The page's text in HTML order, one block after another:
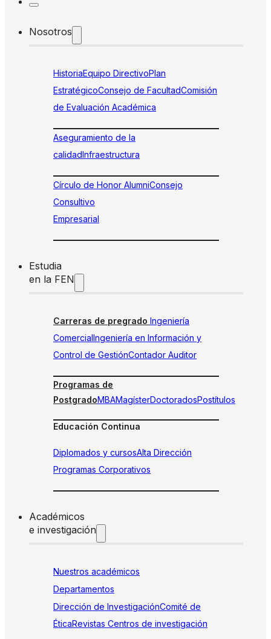
Nosotros
HistoriaEquipo DirectivoPlan
EstratégicoConsejo de FacultadComisión
de Evaluación Académica
Aseguramiento de la
calidadInfraestructura
Círculo de Honor AlumniConsejo
Consultivo
Empresarial
Estudia
en la FEN
Carreras de pregrado Ingeniería
ComercialIngeniería en Información y
Control de GestiónContador Auditor
Programas de
PostgradoMBAMagísterDoctoradosPostítulos
Educación Continua
Diplomados y cursosAlta Dirección
Programas Corporativos
Académicos
e investigación
Nuestros académicos
Departamentos
Dirección de InvestigaciónComité de
ÉticaRevistas Centros de investigación